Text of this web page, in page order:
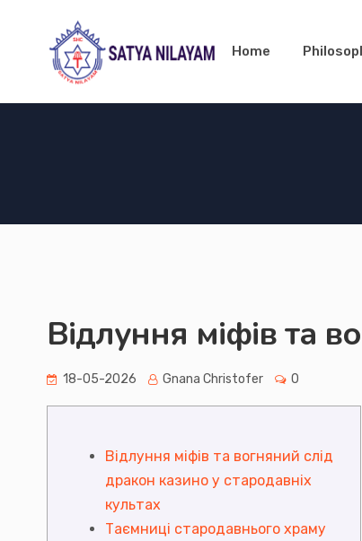
Home
Відлуння міфів та
18-05-2026 Gnana Christofer 0
Відлуння міфів та вогняний слід
дракон казино у стародавніх
культах
Таємниці стародавнього храму